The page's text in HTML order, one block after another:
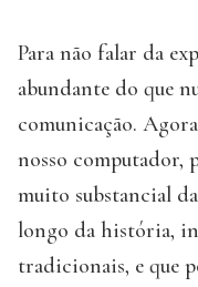
Para não falar da
abundante do que
comunicação.
nosso computador,
muito substancial
longo da história,
tradicionais, e que